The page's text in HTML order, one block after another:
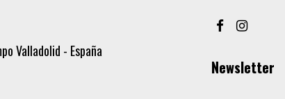
Valladolid - España
Newsletter